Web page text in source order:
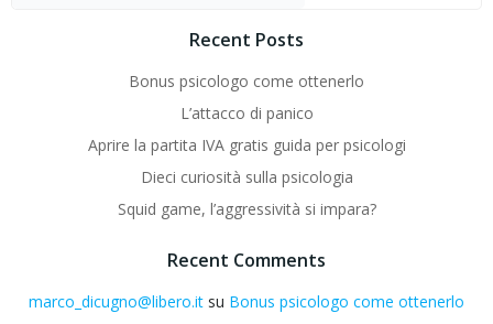
Recent Posts
Bonus psicologo come ottenerlo
L’attacco di panico
Aprire la partita IVA gratis guida per psicologi
Dieci curiosità sulla psicologia
Squid game, l’aggressività si impara?
Recent Comments
marco_dicugno@libero.it su Bonus psicologo come ottenerlo